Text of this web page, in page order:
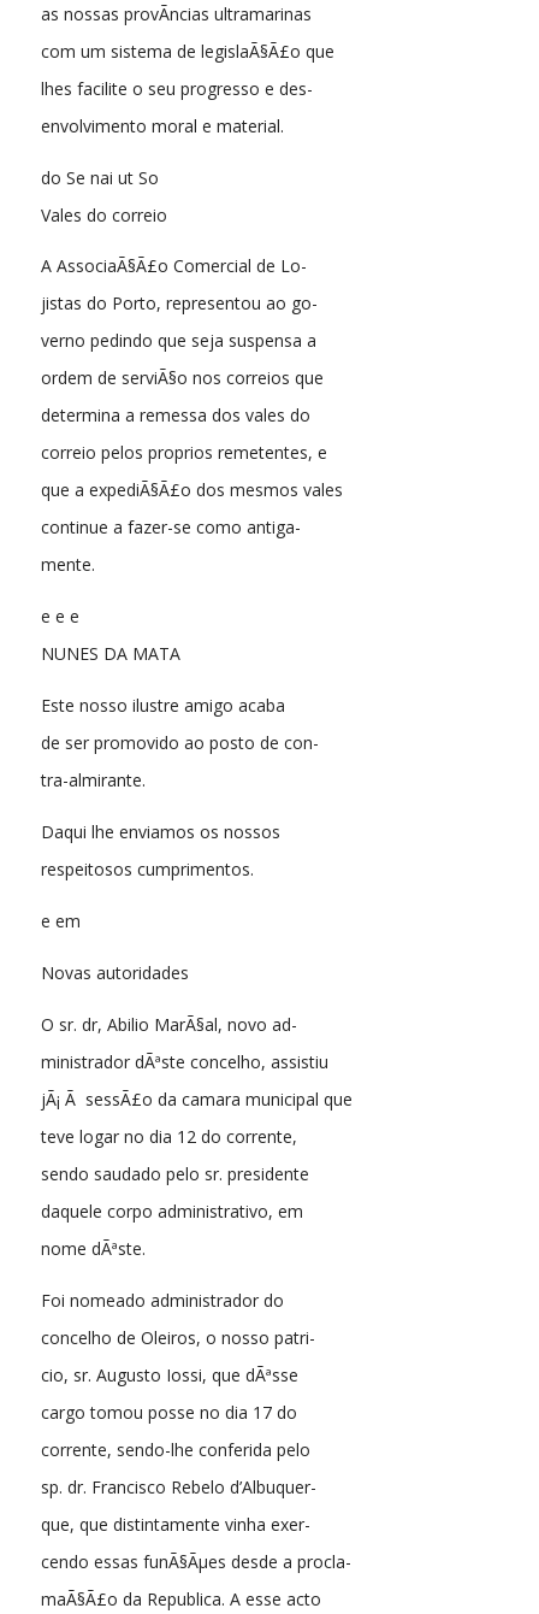
as nossas provÃ­ncias ultramarinas
com um sistema de legislaÃ§Ã£o que
lhes facilite o seu progresso e des-
envolvimento moral e material.
do Se nai ut So
Vales do correio
A AssociaÃ§Ã£o Comercial de Lo-
jistas do Porto, representou ao go-
verno pedindo que seja suspensa a
ordem de serviÃ§o nos correios que
determina a remessa dos vales do
correio pelos proprios remetentes, e
que a expediÃ§Ã£o dos mesmos vales
continue a fazer-se como antiga-
mente.
e e e
NUNES DA MATA
Este nosso ilustre amigo acaba
de ser promovido ao posto de con-
tra-almirante.
Daqui lhe enviamos os nossos
respeitosos cumprimentos.
e em
Novas autoridades
O sr. dr, Abilio MarÃ§al, novo ad-
ministrador dÃªste concelho, assistiu
jÃ¡ Ã sessÃ£o da camara municipal que
teve logar no dia 12 do corrente,
sendo saudado pelo sr. presidente
daquele corpo administrativo, em
nome dÃªste.
Foi nomeado administrador do
concelho de Oleiros, o nosso patri-
cio, sr. Augusto Iossi, que dÃªsse
cargo tomou posse no dia 17 do
corrente, sendo-lhe conferida pelo
sp. dr. Francisco Rebelo d’Albuquer-
que, que distintamente vinha exer-
cendo essas funÃ§Ãµes desde a procla-
maÃ§Ã£o da Republica. A esse acto